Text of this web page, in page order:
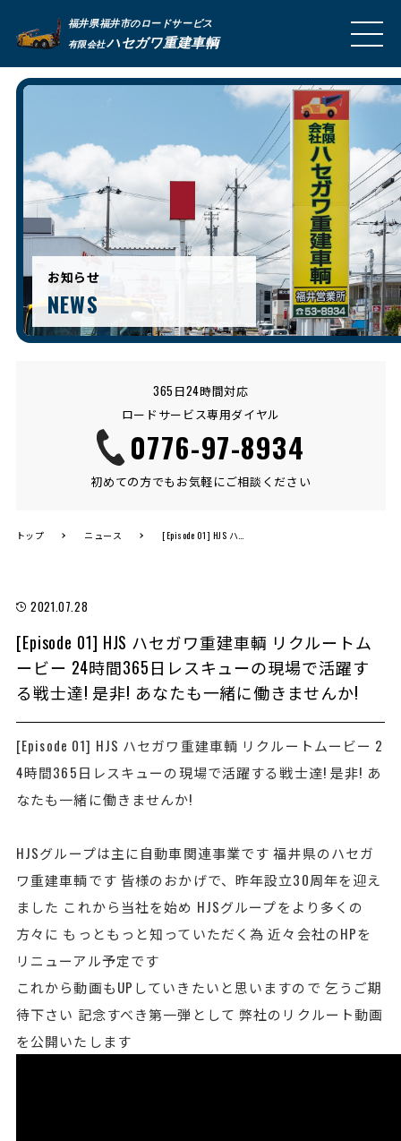
福井県福井市のロードサービス
有限会社ハセガワ重建車輌
MEN
U
365日24時間対応
ロードサービス専用ダイヤル
0776-97-8934
初めての方でもお気軽にご相談ください
お知らせ
NEWS
トップ ニュース [Episode 01] HJS ハセガワ重建車輌 リクルートムービー 24時間365日レスキューの現場で活躍する戦士達! 是非! あなたも一緒に働きませんか!
2021.07.28
[Episode 01] HJS ハセガワ重建車輌 リクルートム
ービー 24時間365日レスキューの現場で活躍す
る戦士達! 是非! あなたも一緒に働きませんか!
[Episode 01] HJS ハセガワ重建車輌 リクルートムービー 2
4時間365日レスキューの現場で活躍する戦士達! 是非! あ
なたも一緒に働きませんか!
HJSグループは主に自動車関連事業です 福井県のハセガ
ワ重建車輌です 皆様のおかげで、昨年設立30周年を迎え
ました これから当社を始め HJSグループをより多くの
方々に もっともっと知っていただく為 近々会社のHPを
リニューアル予定です
これから動画もUPしていきたいと思いますので 乞うご期
待下さい 記念すべき第一弾として 弊社のリクルート動画
を公開いたします